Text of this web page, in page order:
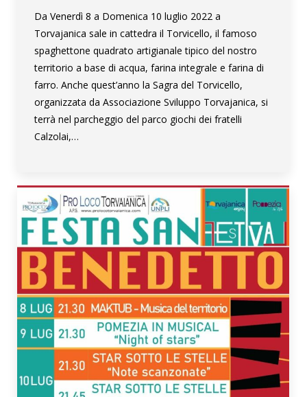
Da Venerdì 8 a Domenica 10 luglio 2022 a
Torvajanica sale in cattedra il Torvicello, il famoso
spaghettone quadrato artigianale tipico del nostro
territorio a base di acqua, farina integrale e farina di
farro. Anche quest’anno la Sagra del Torvicello,
organizzata da Associazione Sviluppo Torvajanica, si
terrà nel parcheggio del parco giochi dei fratelli
Calzolai,…